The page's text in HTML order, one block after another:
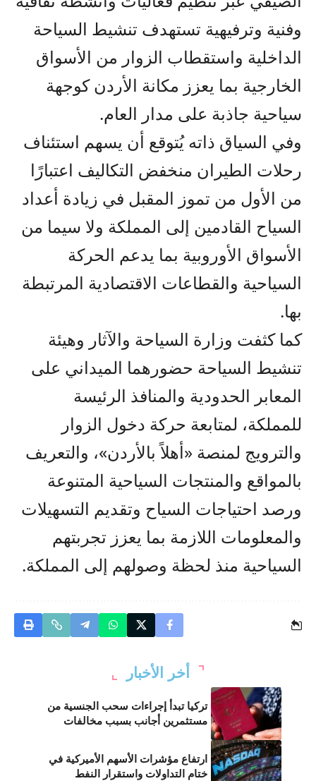
وفنية وترفيهية تستهدف تنشيط السياحة
الداخلية واستقطاب الزوار من الأسواق
الخارجية بما يعزز مكانة الأردن كوجهة
سياحية جاذبة على مدار العام.
وفي السياق ذاته يُتوقع أن يسهم استئناف
رحلات الطيران منخفض التكاليف اعتبارًا
من الأول من تموز المقبل في زيادة أعداد
السياح القادمين إلى المملكة ولا سيما من
الأسواق الأوروبية بما يدعم الحركة
السياحية والقطاعات الاقتصادية المرتبطة
بها.
كما كثفت وزارة السياحة والآثار وهيئة
تنشيط السياحة حضورهما الميداني على
المعابر الحدودية والمنافذ الرئيسة
للمملكة، لمتابعة حركة دخول الزوار
والترويج لمنصة «أهلاً بالأردن»، والتعريف
بالمواقع والمنتجات السياحية المتنوعة
ورصد احتياجات السياح وتقديم التسهيلات
والمعلومات اللازمة بما يعزز تجربتهم
السياحية منذ لحظة وصولهم إلى المملكة.
أخر الأخبار
تركيا تبدأ إجراءات سحب الجنسية من
مستثمرين أجانب بسبب مخالفات
ارتفاع مؤشرات الأسهم الأميركية في
ختام التداولات واستقرار النفط